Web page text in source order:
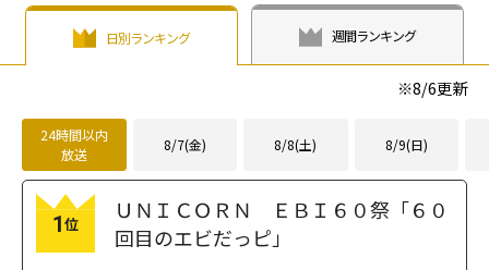
日別ランキング 週間ランキング
※8/6更新
24時間以内
放送
8/7(金) 8/8(土) 8/9(日)
1位
ＵＮＩＣＯＲＮ ＥＢＩ６０祭「６０
回目のエビだっピ」